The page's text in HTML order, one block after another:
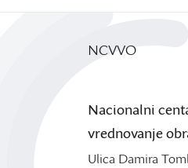
NCVVO
Nacionalni
vrednovanje
Ulica Damira